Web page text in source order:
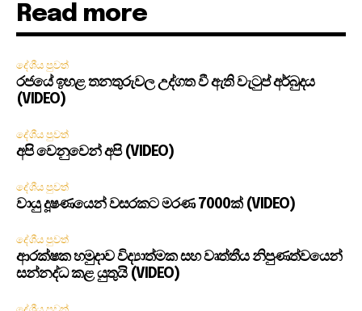
Read more
දේශීය පුවත්
රජයේ ඉහළ තනතුරුවල උද්ගත වී ඇති වැටුප් අර්බුදය
(VIDEO)
දේශීය පුවත්
අපි වෙනුවෙන් අපි (VIDEO)
දේශීය පුවත්
වායු දූෂණයෙන් වසරකට මරණ 7000ක් (VIDEO)
දේශීය පුවත්
ආරක්ෂක හමුදාව විද්‍යාත්මක සහ වෘත්තීය නිපුණත්වයෙන්
සන්නද්ධ කළ යුතුයි (VIDEO)